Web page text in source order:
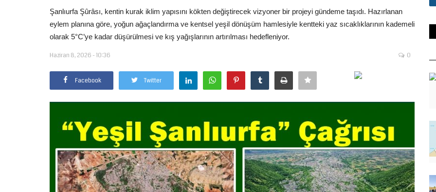
Şanlıurfa Şûrâsı, kentin kurak iklim yapısını kökten değiştirecek vizyoner bir projeyi gündeme taşıdı. Hazırlanan
eylem planına göre, yoğun ağaçlandırma ve kentsel yeşil dönüşüm hamlesiyle kentteki yaz sıcaklıklarının kademeli
olarak 5°C’ye kadar düşürülmesi ve kış yağışlarının artırılması hedefleniyor.
Haziran 8, 2026 - 10:36 0
Facebook Twitter